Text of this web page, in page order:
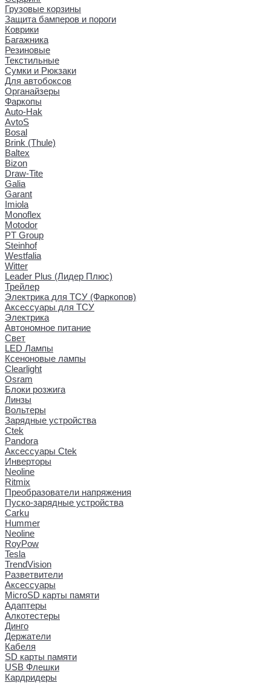
Грузовые корзины
Защита бамперов и пороги
Коврики
Багажника
Резиновые
Текстильные
Сумки и Рюкзаки
Для автобоксов
Органайзеры
Фаркопы
Auto-Hak
AvtoS
Bosal
Brink (Thule)
Baltex
Bizon
Draw-Tite
Galia
Garant
Imiola
Monoflex
Motodor
PT Group
Steinhof
Westfalia
Witter
Leader Plus (Лидер Плюс)
Трейлер
Электрика для ТСУ (Фаркопов)
Аксессуары для ТСУ
Электрика
Автономное питание
Свет
LED Лампы
Ксеноновые лампы
Clearlight
Osram
Блоки розжига
Линзы
Вольтеры
Зарядные устройства
Ctek
Pandora
Аксессуары Ctek
Инверторы
Neoline
Ritmix
Преобразователи напряжения
Пуско-зарядные устройства
Carku
Hummer
Neoline
RoyPow
Tesla
TrendVision
Разветвители
Аксессуары
MicroSD карты памяти
Адаптеры
Алкотестеры
Динго
Держатели
Кабеля
SD карты памяти
USB Флешки
Кардридеры